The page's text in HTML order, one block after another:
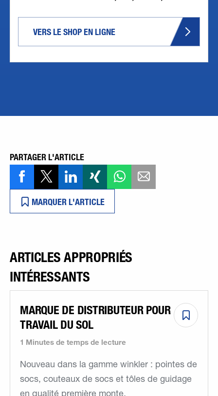
VERS LE SHOP EN LIGNE
PARTAGER L'ARTICLE
MARQUER L'ARTICLE
ARTICLES APPROPRIÉS
INTÉRESSANTS
1 Minutes de temps de lecture
MARQUE DE DISTRIBUTEUR POUR
TRAVAIL DU SOL
Nouveau dans la gamme winkler : pointes de
socs, couteaux de socs et tôles de guidage